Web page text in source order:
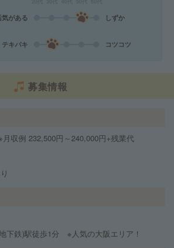
気がある しずか
テキパキ コツコツ
募集情報
収例 232,500円～240,000円+残業代
下鉄)駅徒歩1分 ※人気の大阪エリア！